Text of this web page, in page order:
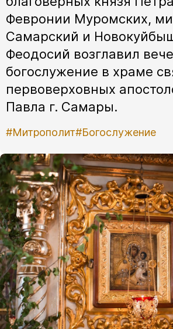
Февронии Муромских,
Самарский и
Феодосий возглавил
богослужение в храме
первоверховных
Павла г. Самары.
#Митрополит#Богослужение